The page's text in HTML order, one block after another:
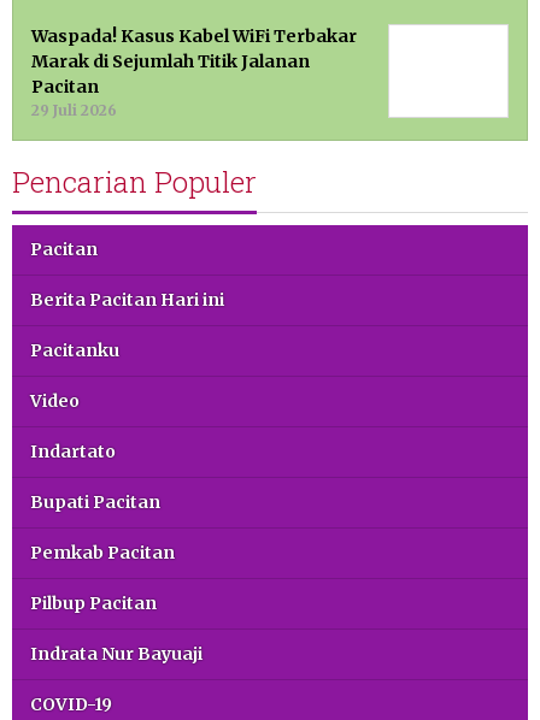
Waspada! Kasus Kabel WiFi Terbakar
Marak di Sejumlah Titik Jalanan
Pacitan
29 Juli 2026
Pencarian Populer
Pacitan
Berita Pacitan Hari ini
Pacitanku
Video
Indartato
Bupati Pacitan
Pemkab Pacitan
Pilbup Pacitan
Indrata Nur Bayuaji
COVID-19